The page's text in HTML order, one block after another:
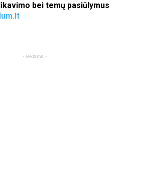
bei temų pasiūlymus
- reklama -